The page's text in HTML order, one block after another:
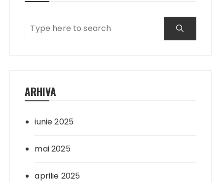
ARHIVA
iunie 2025
mai 2025
aprilie 2025